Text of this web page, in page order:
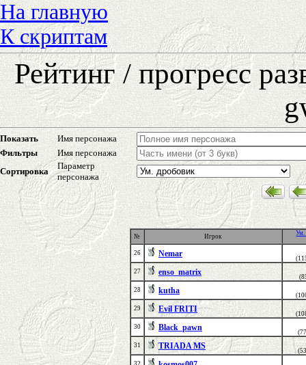
На главную
К скриптам
Рейтинг / прогресс
Показать
Имя персонажа
Фильтры
Имя персонажа
Сортировка
Параметр
персонажа
№ Игрок Ум.
26 Nemar
27
enso_matrix
28
kutha
29
Evil FRITI
30
Black_pawn
31
TRIADA MS
32